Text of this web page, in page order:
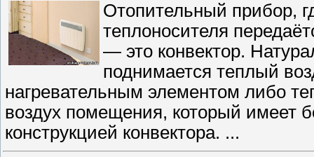
Отопительный прибор,
теплоносителя
— это конвектор.
поднимается теплый
нагревательным элементом либо
воздух помещения, который имеет
конструкцией конвектора. ...